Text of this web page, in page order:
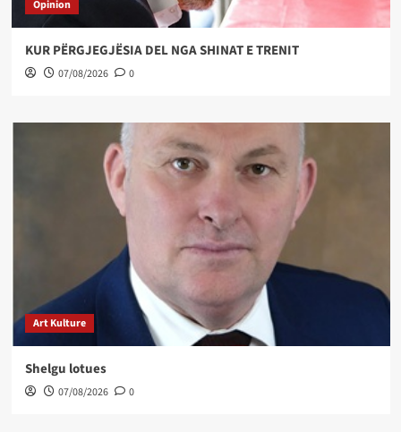
Opinion
KUR PËRGJEGJËSIA DEL NGA SHINAT E TRENIT
07/08/2026 0
Art Kulture
Shelgu lotues
07/08/2026 0